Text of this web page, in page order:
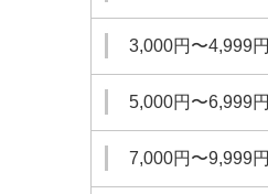
3,000円〜4,999円
5,000円〜6,999円
7,000円〜9,999円